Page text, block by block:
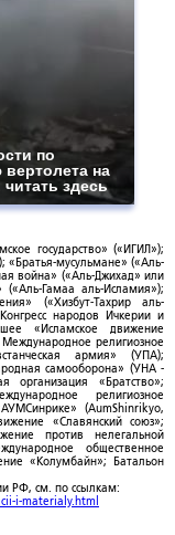
по
на
читать здесь
государство» («ИГИЛ»);
«Братья-мусульмане» («Аль-
война» («Аль-Джихад» или
(«Аль-Гамаа аль-Исламия»);
(«Хизбут-Тахрир аль-
народов Ичкерии и
«Исламское движение
религиозное
армия» (УПА);
самооборона» (УНА -
«Братство»;
религиозное
(AumShinrikyo,
«Славянский союз»;
против нелегальной
общественное
«Колумбайн»; Батальон
РФ, см. по ссылкам:
i-materialy.html